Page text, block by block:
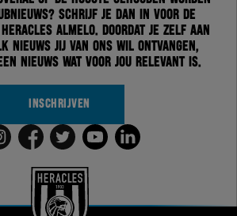
Schrijf je dan in voor de
Almelo. Doordat je zelf aan
nieuws jij van ons wil ontvangen,
nieuws wat voor jou relevant is.
INSCHRIJVEN